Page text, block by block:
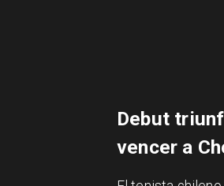
Debut
vencer a